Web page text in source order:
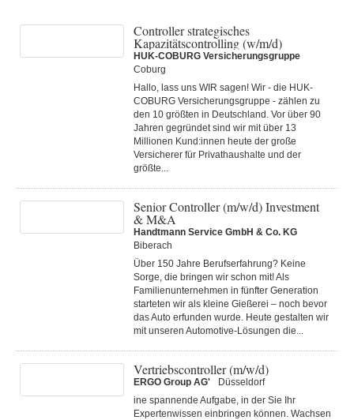
Controller strategisches
Kapazitätscontrolling (w/m/d)
HUK-COBURG Versicherungsgruppe
Coburg
Hallo, lass uns WIR sagen! Wir - die HUK-
COBURG Versicherungsgruppe - zählen zu
den 10 größten in Deutschland. Vor über 90
Jahren gegründet sind wir mit über 13
Millionen Kund:innen heute der große
Versicherer für Privathaushalte und der
größte...
Senior Controller (m/w/d) Investment
& M&A
Handtmann Service GmbH & Co. KG
Biberach
Über 150 Jahre Berufserfahrung? Keine
Sorge, die bringen wir schon mit! Als
Familienunternehmen in fünfter Generation
starteten wir als kleine Gießerei – noch bevor
das Auto erfunden wurde. Heute gestalten wir
mit unseren Automotive-Lösungen die...
Vertriebscontroller (m/w/d)
ERGO Group AG'
Düsseldorf
ine spannende Aufgabe, in der Sie Ihr
Expertenwissen einbringen können. Wachsen